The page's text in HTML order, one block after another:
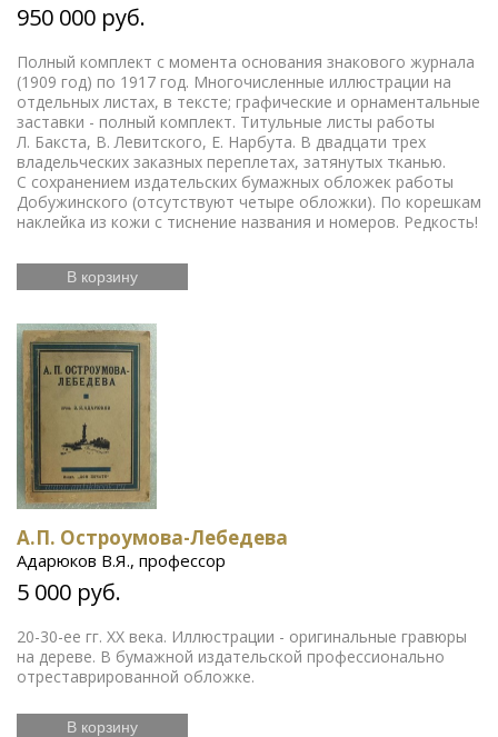
950 000 руб.
Полный комплект с момента основания знакового журнала
(1909 год) по 1917 год. Многочисленные иллюстрации на
отдельных листах, в тексте; графические и орнаментальные
заставки - полный комплект. Титульные листы работы
Л. Бакста, В. Левитского, Е. Нарбута. В двадцати трех
владельческих заказных переплетах, затянутых тканью.
С сохранением издательских бумажных обложек работы
Добужинского (отсутствуют четыре обложки). По корешкам
наклейка из кожи с тиснение названия и номеров. Редкость!
В корзину
А.П. Остроумова-Лебедева
Адарюков В.Я., профессор
5 000 руб.
20-30-ее гг. ХХ века. Иллюстрации - оригинальные гравюры
на дереве. В бумажной издательской профессионально
отреставрированной обложке.
В корзину